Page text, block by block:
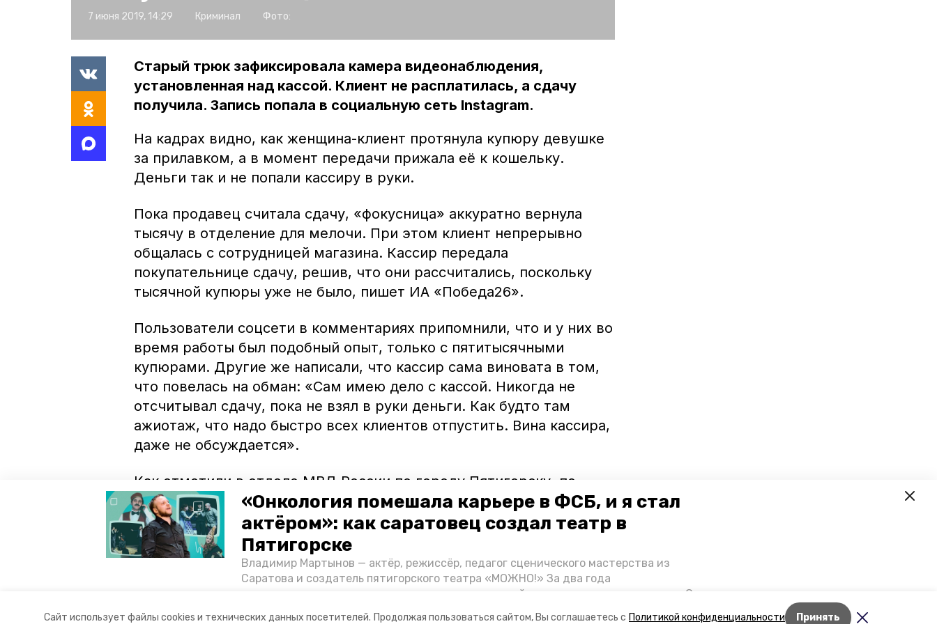
Сайт использует файлы cookies и технических данных посетителей. Продолжая пользоваться сайтом, Вы соглашаетесь с Политикой конфиденциальности Принять
«Онкология помешала карьере в ФСБ, и я стал
актёром»: как саратовец создал театр в
Пятигорске
Владимир Мартынов — актёр, режиссёр, педагог сценического мастерства из
Саратова и создатель пятигорского театра «МОЖНО!» За два года
существования театр выпустил восемь спектаклей, впереди — новые премьеры. О
Лента новостей
7 июня 2019, 14:29 Криминал Фото:
Старый трюк зафиксировала камера видеонаблюдения,
установленная над кассой. Клиент не расплатилась, а сдачу
получила. Запись попала в социальную сеть Instagram.
На кадрах видно, как женщина-клиент протянула купюру девушке
за прилавком, а в момент передачи прижала её к кошельку.
Деньги так и не попали кассиру в руки.
Пока продавец считала сдачу, «фокусница» аккуратно вернула
тысячу в отделение для мелочи. При этом клиент непрерывно
общалась с сотрудницей магазина. Кассир передала
покупательнице сдачу, решив, что они рассчитались, поскольку
тысячной купюры уже не было, пишет ИА «Победа26».
Пользователи соцсети в комментариях припомнили, что и у них во
время работы был подобный опыт, только с пятитысячными
купюрами. Другие же написали, что кассир сама виновата в том,
что повелась на обман: «Сам имею дело с кассой. Никогда не
отсчитывал сдачу, пока не взял в руки деньги. Как будто там
ажиотаж, что надо быстро всех клиентов отпустить. Вина кассира,
даже не обсуждается».
Как отметили в отделе МВД России по городу Пятигорску, по
данном факту проводится проверка. По ее результатам будет
принято решение в соответствии с законодательством.
Ранее в Пятигорске мужчина в футболке с Че Геварой